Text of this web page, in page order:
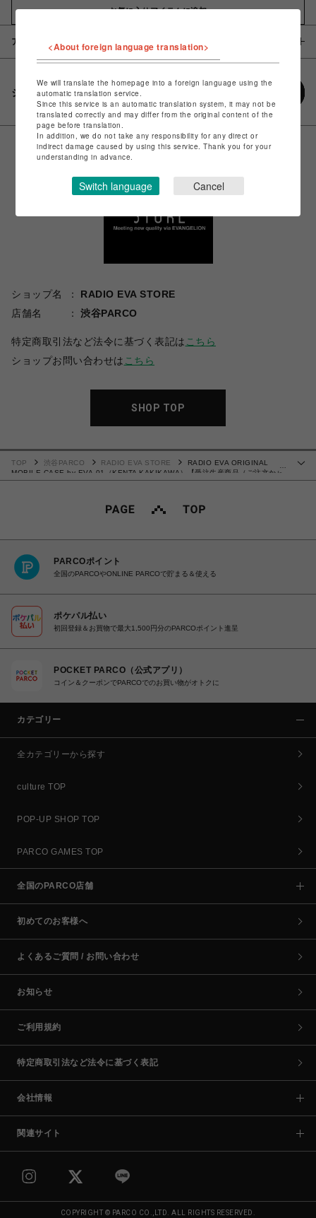
お気に入りアイテムに追加
アイテム説明 / 素材
シェアする
ショップ名
RADIO EVA STORE
店舗名
渋谷PARCO
特定商取引法など法令に基づく表記は こちら
ショップお問い合わせは こちら
SHOP TOP
TOP 渋谷PARCO RADIO EVA STORE
RADIO EVA ORIGINAL
MOBILE CASE by EVA-01（KENTA KAKIKAWA）【受注生産商品（ご注文から
30～50日でお届け）】
PARCOポイント
全国のPARCOやONLINE PARCOで貯まる＆使える
ポケパル払い
初回登録＆お買物で最大1,500円分のPARCOポイント進呈
POCKET PARCO（公式アプリ）
コイン＆クーポンでPARCOでのお買い物がオトクに
カテゴリー
全カテゴリーから探す
culture TOP
POP-UP SHOP TOP
PARCO GAMES TOP
全国のPARCO店舗
初めてのお客様へ
よくあるご質問 / お問い合わせ
お知らせ
ご利用規約
特定商取引法など法令に基づく表記
会社情報
関連サイト
COPYRIGHT © PARCO CO.,LTD. ALL RIGHTS RESERVED.
<About foreign language translation>
We will translate the homepage into a foreign language using the
automatic translation service.
Since this service is an automatic translation system, it may not be
translated correctly and may differ from the original content of the
page before translation.
In addition, we do not take any responsibility for any direct or
indirect damage caused by using this service. Thank you for your
understanding in advance.
Switch language Cancel